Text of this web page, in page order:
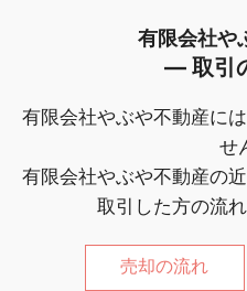
有限会社や
― 取引
有限会社やぶや不動産に
せ
有限会社やぶや不動産の
取引した方の流
売却の流れ